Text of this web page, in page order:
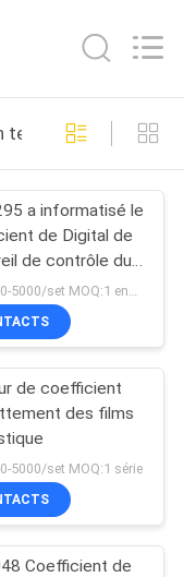
fabrication en
a informatisé le
de Digital de
de contrôle du
COF pour le
feuille de
USD2000-5000/set MOQ:1 ensemble
de coefficient
des films
5000/set MOQ:1 série
Coefficient de